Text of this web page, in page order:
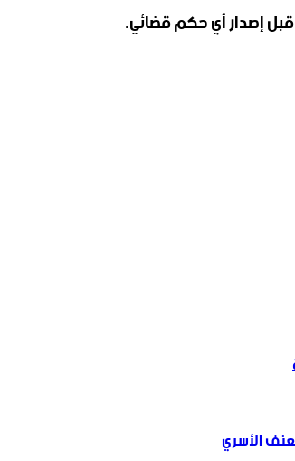
إصدار أي حكم قضائي.
الأسري